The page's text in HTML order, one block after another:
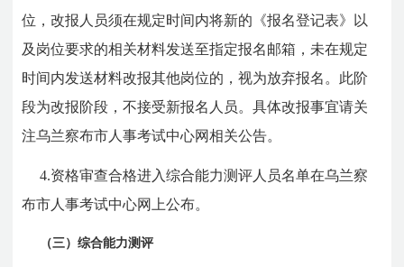
位，改报人员须在规定时间内将新的《报名登记表》以
及岗位要求的相关材料发送至指定报名邮箱，未在规定
时间内发送材料改报其他岗位的，视为放弃报名。此阶
段为改报阶段，不接受新报名人员。具体改报事宜请关
注乌兰察布市人事考试中心网相关公告。
4.资格审查合格进入综合能力测评人员名单在乌兰察
布市人事考试中心网上公布。
（三）综合能力测评